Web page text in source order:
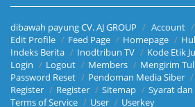
dibawah payung CV. AJ GROUP Account
Edit Profile
Feed Page Homepage
Indeks Berita
Inodtribun TV Kode Etik
Login
Logout Members
Mengirim
Password Reset
Pendoman Media Siber
Register
Register Sitemap
Syarat
Terms of Service
User Userkey